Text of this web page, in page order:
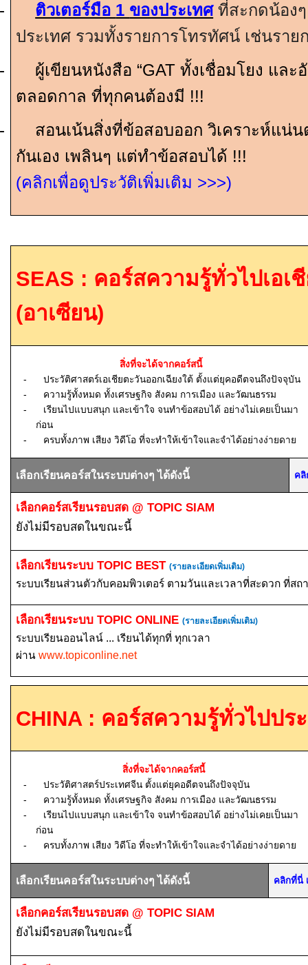
- ติวเตอร์มือ 1 ของประเทศ ที่สะกดน้อง
ประเทศ รวมทั้งรายการโทรทัศน์ เช่นรา
-
ผู้เขียนหนังสือ “GAT ทั้งเชื่อมโยง และ
ตลอดกาล ที่ทุกคนต้องมี !!!
-
สอนเน้นสิ่งที่ข้อสอบออก วิเคราะห์แน่น
กันเอง เพลินๆ แต่ทำข้อสอบได้ !!!
(คลิกเพื่อดูประวัติเพิ่มเติม >>>)
SEAS : คอร์สความรู้ทั่วไปเอเ
(อาเซียน)
สิ่งที่จะได้จากคอร์สนี้
-
ประวัติศาสตร์เอเชียตะวันออกเฉียงใต้ ตั้งแต่ยุคอดีตจนถึงปัจจุบัน
-
ความรู้ทั้งหมด ทั้งเศรษฐกิจ สังคม การเมือง และวัฒนธรรม
-
เรียนไปแบบสนุก และเข้าใจ จนทำข้อสอบได้ อย่างไม่เคยเป็นมา
ก่อน
-
ครบทั้งภาพ เสียง วิดีโอ ที่จะทำให้เข้าใจและจำได้อย่างง่ายดาย
เลือกเรียนคอร์สในระบบต่างๆ ได้ดังนี้ คลิ
เลือกคอร์สเรียนรอบสด @ TOPIC SIAM
ยังไม่มีรอบสดในขณะนี้
เลือกเรียนระบบTOPIC BEST (รายละเอียดเพิ่มเติม)
ระบบเรียนส่วนตัวกับคอมพิวเตอร์ ตามวันและเวลาที่สะดวก ที่สถ
เลือกเรียนระบบTOPIC ONLINE (รายละเอียดเพิ่มเติม)
ระบบเรียนออนไลน์ ... เรียนได้ทุกที่ ทุกเวลา
ผ่านwww.topiconline.net
CHINA : คอร์สความรู้ทั่วไปปร
สิ่งที่จะได้จากคอร์สนี้
-
ประวัติศาสตร์ประเทศจีน ตั้งแต่ยุคอดีตจนถึงปัจจุบัน
-
ความรู้ทั้งหมด ทั้งเศรษฐกิจ สังคม การเมือง และวัฒนธรรม
-
เรียนไปแบบสนุก และเข้าใจ จนทำข้อสอบได้ อย่างไม่เคยเป็นมา
ก่อน
-
ครบทั้งภาพ เสียง วิดีโอ ที่จะทำให้เข้าใจและจำได้อย่างง่ายดาย
เลือกเรียนคอร์สในระบบต่างๆ ได้ดังนี้ คลิกที่นี่
เลือกคอร์สเรียนรอบสด @ TOPIC SIAM
ยังไม่มีรอบสดในขณะนี้